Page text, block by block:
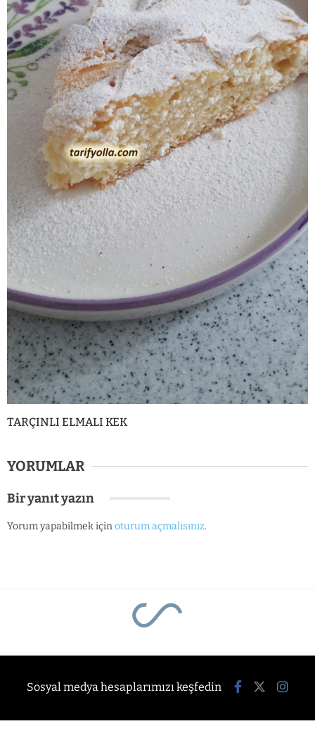
TARÇINLI ELMALI KEK
YORUMLAR
Bir yanıt yazın
Yorum yapabilmek içinoturum açmalısınız.
Sosyal medya hesaplarımızı keşfedin